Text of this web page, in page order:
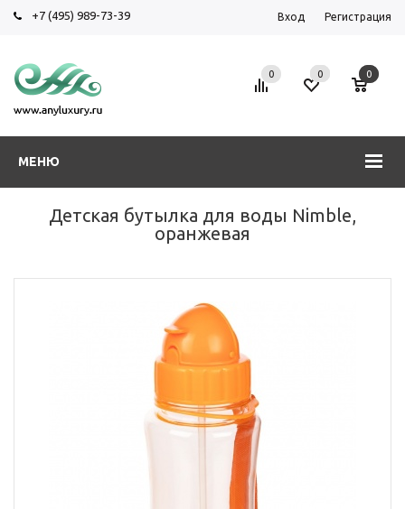
+7 (495) 989-73-39 Вход Регистрация
МЕНЮ
0 0 0
Детская бутылка для воды Nimble,
оранжевая